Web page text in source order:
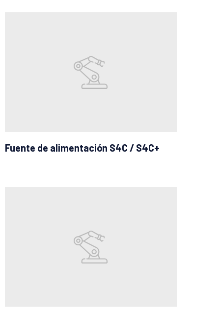
Fuente de alimentación S4C / S4C+